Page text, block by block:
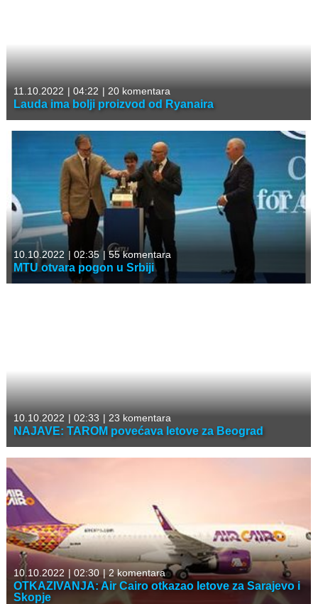
11.10.2022 | 04:22 | 20 komentara
Lauda ima bolji proizvod od Ryanaira
10.10.2022 | 02:35 | 55 komentara
MTU otvara pogon u Srbiji
10.10.2022 | 02:33 | 23 komentara
NAJAVE: TAROM povećava letove za Beograd
10.10.2022 | 02:30 |2 komentara
OTKAZIVANJA: Air Cairo otkazao letove za Sarajevo i
Skopje